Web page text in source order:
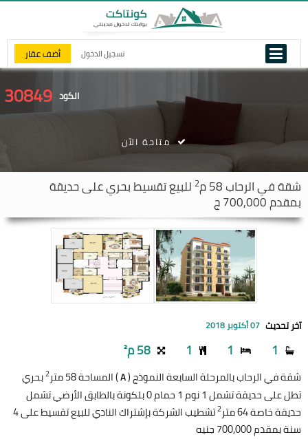
تسجيل الدخول أضف عقار
الكود 30849
شقة فيالرحاب 2 للبيع تقسيط بحري على حديقة
بمقدم 700,000 ج
متاحة الآن
آخر تحديث 07 أكتوبر 2018
1
1
1 58 م²
شقة في الرحاب بالمرحلة السابعة النموذج (A) المساحة 58 متر 2بحري
تطل على حديقة تشمل 1 نوم 1 حمام 0 بلكونة بالطابق الأرضي تشمل
حديقة خاصة 64 متر
2
تشطيب الشركة بإشتراك النادي للبيع تقسيط على 4
سنة بمقدم 700,000 جنيه